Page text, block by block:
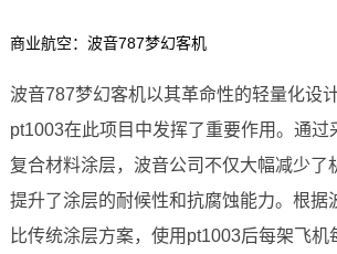
商业航空：波音787梦幻客机
波音787梦幻客机以其革命性的轻量化设
pt1003在此项目中发挥了重要作用。通过
复合材料涂层，波音公司不仅大幅减少了
提升了涂层的耐候性和抗腐蚀能力。根据
比传统涂层方案，使用pt1003后每架飞机